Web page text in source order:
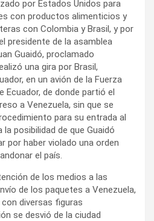
por Estados Unidos para
con productos alimenticios y
con Colombia y Brasil, y por
presidente de la asamblea
Guaidó, proclamado
una gira por Brasil,
en un avión de la Fuerza
Ecuador, de donde partió el
a Venezuela, sin que se
para su entrada al
la posibilidad de que Guaidó
por haber violado una orden
el país.
de los medios a las
de los paquetes a Venezuela,
diversas figuras
se desvió de la ciudad